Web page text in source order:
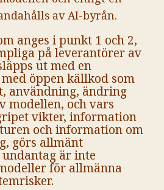
av AI-byrån.
anges i punkt 1 och 2,
på leverantörer av
ut med en
öppen källkod som
användning, ändring
modellen, och vars
vikter, information
och information om
görs allmänt
är inte
för allmänna